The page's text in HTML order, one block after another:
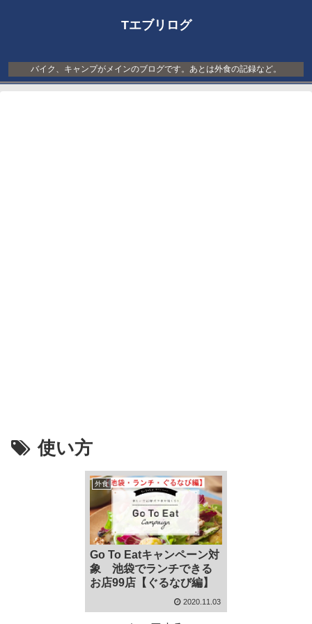
Tエブリログ
バイク、キャンプがメインのブログです。あとは外食の記録など。
使い方
外食
Go To Eatキャンペーン対
象 池袋でランチできる
お店99店【ぐるなび編】
2020.11.03